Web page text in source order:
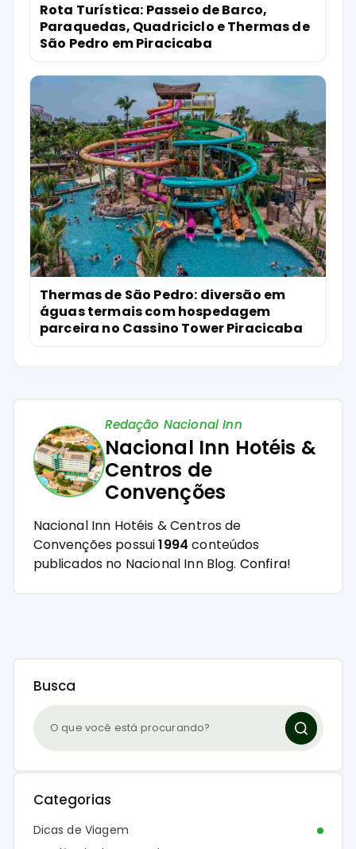
Rota Turística: Passeio de Barco,
Paraquedas, Quadriciclo e Thermas de
São Pedro em Piracicaba
Thermas de São Pedro: diversão em
águas termais com hospedagem
parceira no Cassino Tower Piracicaba
Redação Nacional Inn
Nacional Inn Hotéis &
Centros de
Convenções
Nacional Inn Hotéis & Centros de
Convenções possui1994 conteúdos
publicados no Nacional Inn Blog. Confira!
Busca
Categorias
Dicas de Viagem